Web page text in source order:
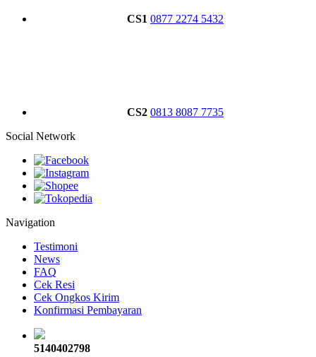
CS1 0877 2274 5432
CS2 0813 8087 7735
Social Network
Navigation
Testimoni
News
FAQ
Cek Resi
Cek Ongkos Kirim
Konfirmasi Pembayaran
5140402798